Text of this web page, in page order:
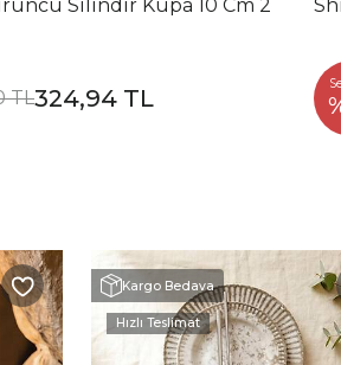
Silindir Kupa 10 Cm 2
TL324,94 TL
Kargo Bedava
Hızlı Teslimat